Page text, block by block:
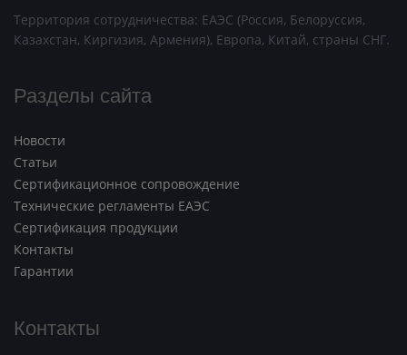
Территория сотрудничества: ЕАЭС (Россия, Белоруссия,
Казахстан, Киргизия, Армения), Европа, Китай, страны СНГ.
Разделы сайта
Новости
Статьи
Сертификационное сопровождение
Технические регламенты ЕАЭС
Сертификация продукции
Контакты
Гарантии
Контакты